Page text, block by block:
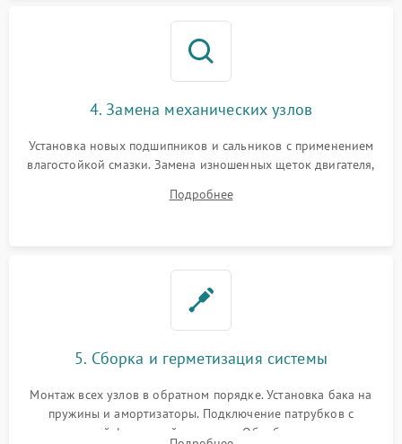
4. Замена механических узлов
Установка новых подшипников и сальников с применением
влагостойкой смазки. Замена изношенных щеток двигателя,
или поврежденной резиновой манжеты.
Подробнее
5. Сборка и герметизация системы
Монтаж всех узлов в обратном порядке. Установка бака на
пружины и амортизаторы. Подключение патрубков с
надежной фиксацией хомутами. Обработка стыков